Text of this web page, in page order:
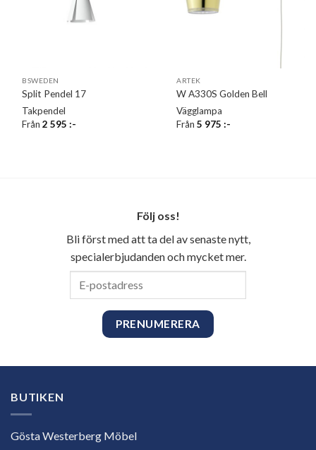
BSWEDEN
Split Pendel 17
Takpendel
Från2 595:-
ARTEK
W A330S Golden Bell
Vägglampa
Från5 975:-
Följ oss!
Bli först med att ta del av senaste nytt,
specialerbjudanden och mycket mer.
BUTIKEN
Gösta Westerberg Möbel